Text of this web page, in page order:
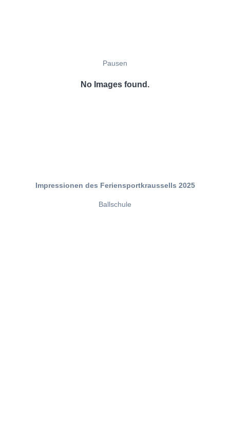
Pausen
No Images found.
Impressionen des Feriensportkraussells 2025
Ballschule